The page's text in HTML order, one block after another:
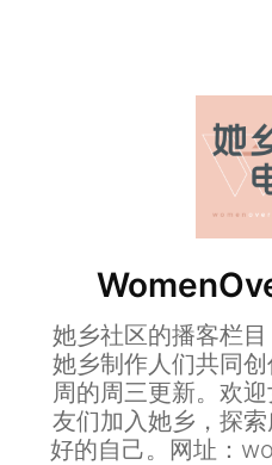
她乡社区的播客栏
她乡制作人们共同
周的周三更新。欢
友们加入她乡，探
好的自己。网址：